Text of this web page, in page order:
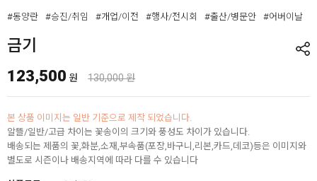
#동양란 #승진/취임 #개업/이전 #행사/전시회 #출산/병문안 #어버이날
금기
123,500 원 130,000 원
본 상품 이미지는 일반 기준으로 제작 되었습니다.
알뜰/일반/고급 차이는 꽃송이의 크기와 풍성도 차이가 있습니다.
배송되는 제품의 꽃,화분,소재,부속품(포장,바구니,리본,카드,데코)등은 이미지와
별도로 시즌이나 배송지역에 따라 다를 수 있습니다